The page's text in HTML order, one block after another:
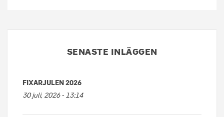
SENASTE INLÄGGEN
FIXARJULEN 2026
30 juli, 2026 - 13:14